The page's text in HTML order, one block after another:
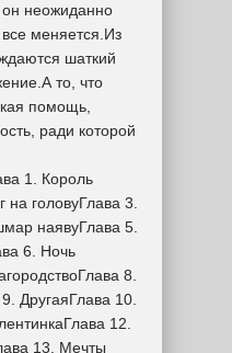
он неожиданно
меняется.Из
шаткий
то, что
помощь,
ради которой
1. Король
на головуГлава 3.
наявуГлава 5.
6. Ночь
8.
ДругаяГлава 10.
12.
13. Мечты